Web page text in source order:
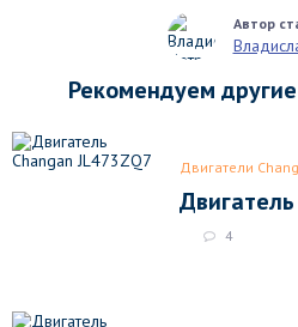
Рекомендуем
Двигатели
4